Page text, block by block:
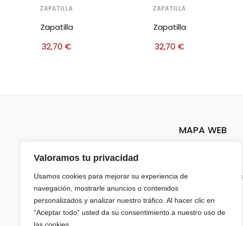
Valoramos tu privacidad
Usamos cookies para mejorar su experiencia de
navegación, mostrarle anuncios o contenidos
personalizados y analizar nuestro tráfico. Al hacer clic en
“Aceptar todo” usted da su consentimiento a nuestro uso de
ZAPATILLA
Zapatilla
32,70 €
ZAPATILLA
Zapatilla
32,70 €
MAPA WEB
Sobre nosotros
Tienda
Mi cuenta